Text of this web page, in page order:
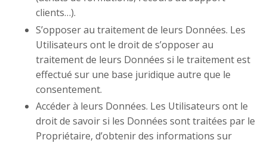
clients…).
S’opposer au traitement de leurs Données. Les
Utilisateurs ont le droit de s’opposer au
traitement de leurs Données si le traitement est
effectué sur une base juridique autre que le
consentement.
Accéder à leurs Données. Les Utilisateurs ont le
droit de savoir si les Données sont traitées par le
Propriétaire, d’obtenir des informations sur